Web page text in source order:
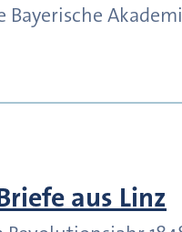
aus Linz